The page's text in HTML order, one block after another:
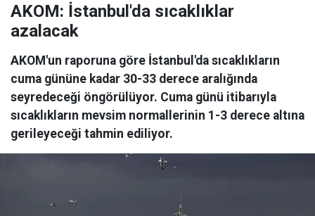
AKOM: İstanbul'da sıcaklıklar
azalacak
AKOM'un raporuna göre İstanbul'da sıcaklıkların
cuma gününe kadar 30-33 derece aralığında
seyredeceği öngörülüyor. Cuma günü itibarıyla
sıcaklıkların mevsim normallerinin 1-3 derece altına
gerileyeceği tahmin ediliyor.